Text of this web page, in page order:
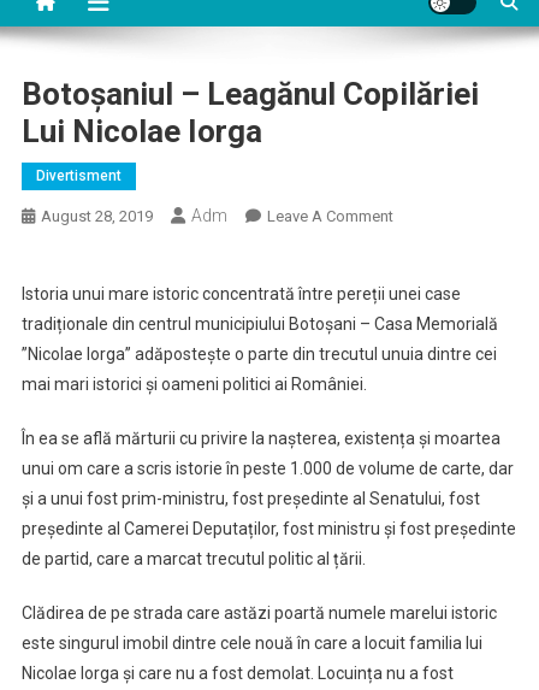
Botoșaniul – Leagănul Copilăriei
Lui Nicolae Iorga
Divertisment
August 28, 2019 Adm Leave A CommentOn
Leagănul
Copilăriei
Lui
Istoria unui mare istoric concentrată între pereții unei case
tradiționale din centrul municipiului Botoșani – Casa Memorială
”Nicolae Iorga” adăpostește o parte din trecutul unuia dintre cei
mai mari istorici și oameni politici ai României.
În ea se află mărturii cu privire la nașterea, existența și moartea
unui om care a scris istorie în peste 1.000 de volume de carte, dar
și a unui fost prim-ministru, fost președinte al Senatului, fost
președinte al Camerei Deputaților, fost ministru și fost președinte
de partid, care a marcat trecutul politic al țării.
Clădirea de pe strada care astăzi poartă numele marelui istoric
este singurul imobil dintre cele nouă în care a locuit familia lui
Nicolae Iorga și care nu a fost demolat. Locuința nu a fost